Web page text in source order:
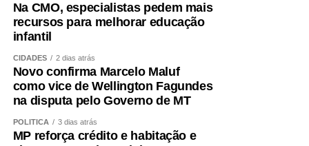
Na CMO, especialistas pedem mais
recursos para melhorar educação
infantil
CIDADES 2 dias atrás
Novo confirma Marcelo Maluf
como vice de Wellington Fagundes
na disputa pelo Governo de MT
POLÍTICA 3 dias atrás
MP reforça crédito e habitação e